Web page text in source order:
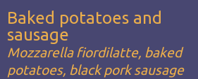
Baked potatoes and
sausage
Mozzarella fiordilatte, baked
potatoes, black pork sausage